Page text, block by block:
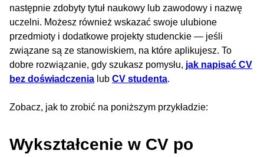
następnie zdobyty tytuł naukowy lub zawodowy i nazwę
uczelni. Możesz również wskazać swoje ulubione
przedmioty i dodatkowe projekty studenckie — jeśli
związane są ze stanowiskiem, na które aplikujesz. To
dobre rozwiązanie, gdy szukasz pomysłu, jak napisać CV
bez doświadczenia lub CV studenta.
Zobacz, jak to zrobić na poniższym przykładzie:
Wykształcenie w CV po